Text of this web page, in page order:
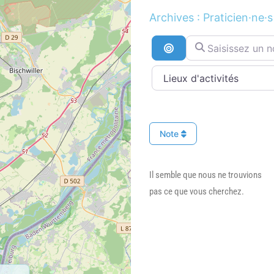
Archives : Praticien·ne·s
Recherche par
Saisissez un nom ...
Note
Il semble que nous ne trouvions
pas ce que vous cherchez.